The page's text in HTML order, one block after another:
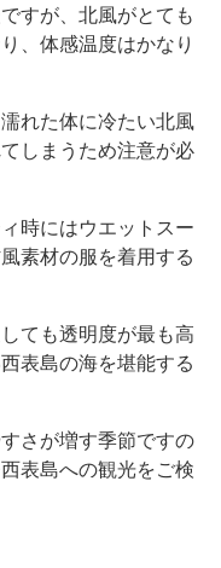
すが、北風がとても
、体感温度はかなり
れた体に冷たい北風
しまうため注意が必
時にはウエットスー
素材の服を着用する
ても透明度が最も高
表島の海を堪能する
さが増す季節ですの
表島への観光をご検